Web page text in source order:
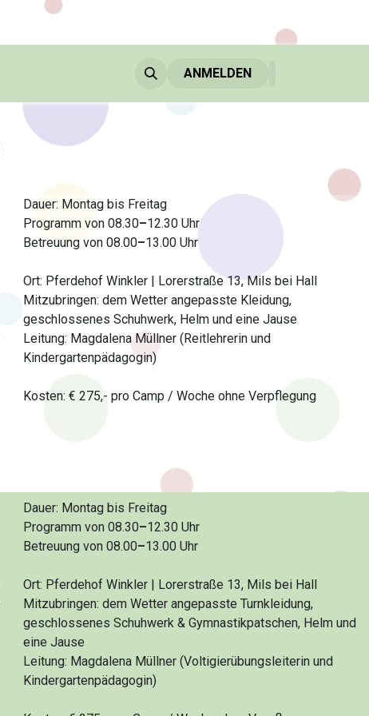
MITGLIEDSCHAFT & GUTSCHEINE
ANMELDEN
Dauer: Montag bis Freitag
Programm von 08.30–12.30 Uhr
Betreuung von 08.00–13.00 Uhr
Ort: Pferdehof Winkler | Lorerstraße 13, Mils bei Hall
Mitzubringen: dem Wetter angepasste Kleidung,
geschlossenes Schuhwerk, Helm und eine Jause
Leitung: Magdalena Müllner (Reitlehrerin und
Kindergartenpädagogin)
Kosten: € 275,- pro Camp / Woche ohne Verpflegung
Dauer: Montag bis Freitag
Programm von 08.30–12.30 Uhr
Betreuung von 08.00–13.00 Uhr
Ort: Pferdehof Winkler | Lorerstraße 13, Mils bei Hall
Mitzubringen: dem Wetter angepasste Turnkleidung,
geschlossenes Schuhwerk & Gymnastikpatschen, Helm und
eine Jause
Leitung: Magdalena Müllner (Voltigierübungsleiterin und
Kindergartenpädagogin)